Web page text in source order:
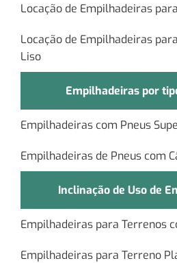
Locação de Empilhadeiras
Locação de Empilhadeiras
Liso
Empilhadeiras por
Empilhadeiras com Pneus
Empilhadeiras de Pneus com
Inclinação de Uso de
Empilhadeiras para Terrenos
Empilhadeiras para Terreno